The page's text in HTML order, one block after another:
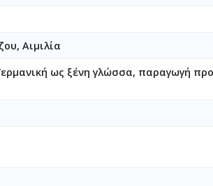
Αιμιλία
ως ξένη γλώσσα, παραγωγή